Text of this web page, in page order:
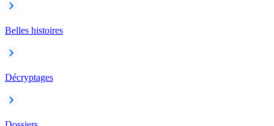
Belles histoires
Décryptages